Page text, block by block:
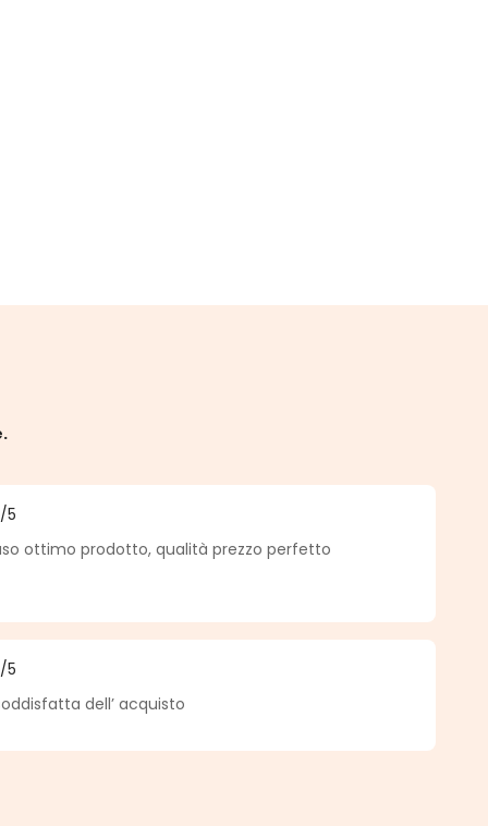
di 5 su 5 stelle
/5
ottimo prodotto, qualità prezzo perfetto
di 5 su 5 stelle
/5
dell’ acquisto